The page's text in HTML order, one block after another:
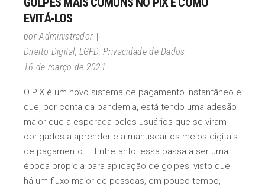
EVITÁ-LOS
porAdministrador
Direito Digital,LGPD,Privacidade de Dados
16 de março de 2021
O PIX é um novo sistema de pagamento instantâneo e
que, por conta da pandemia, está tendo uma adesão
maior que a esperada pelos usuários que se viram
obrigados a aprender e a manusear os meios digitais
de pagamento. Entretanto, essa passa a ser uma
época propícia para aplicação de golpes, visto que
há um fluxo maior de pessoas, em pouco tempo,